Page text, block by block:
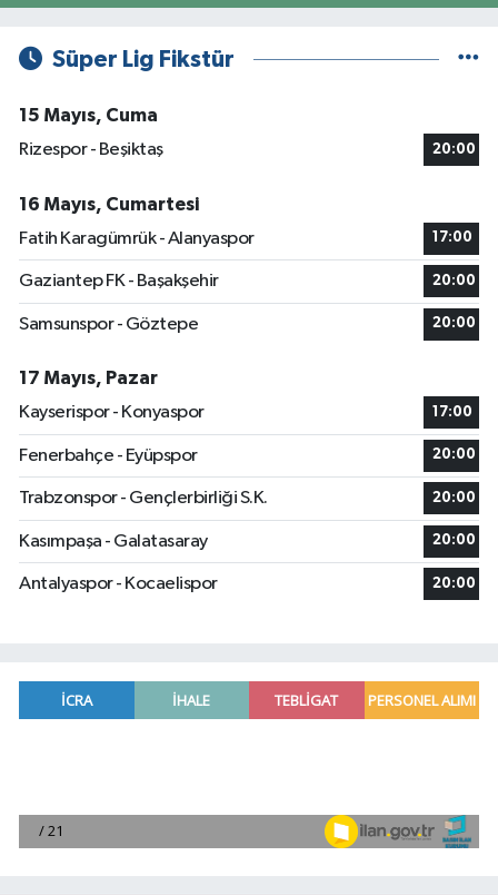
Süper Lig Fikstür
15 Mayıs, Cuma
Rizespor - Beşiktaş
20:00
16 Mayıs, Cumartesi
Fatih Karagümrük - Alanyaspor
17:00
Gaziantep FK - Başakşehir 20:00
Samsunspor - Göztepe 20:00
17 Mayıs, Pazar
Kayserispor - Konyaspor
17:00
Fenerbahçe - Eyüpspor 20:00
Trabzonspor - Gençlerbirliği S.K. 20:00
Kasımpaşa - Galatasaray 20:00
Antalyaspor - Kocaelispor 20:00
22:58 |
Hataylıların Beklediği Haber Geldi: TOKİ Konut